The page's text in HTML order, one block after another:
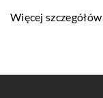
Więcej